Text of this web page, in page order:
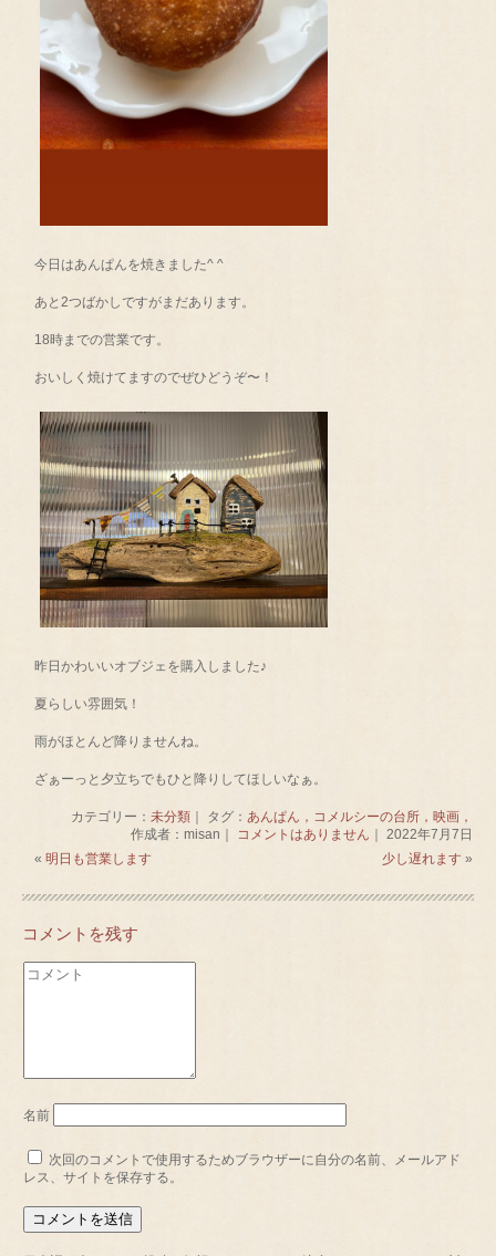
今日はあんぱんを焼きました^ ^
あと2つばかしですがまだあります。
18時までの営業です。
おいしく焼けてますのでぜひどうぞ〜！
昨日かわいいオブジェを購入しました♪
夏らしい雰囲気！
雨がほとんど降りませんね。
ざぁーっと夕立ちでもひと降りしてほしいなぁ。
カテゴリー： 未分類｜ タグ： あんぱん，コメルシーの台所，映画，
作成者：misan｜
コメントはありません ｜ 2022年7月7日
«明日も営業します 少し遅れます »
コメントを残す
名前
次回のコメントで使用するためブラウザーに自分の名前、メールアド
レス、サイトを保存する。